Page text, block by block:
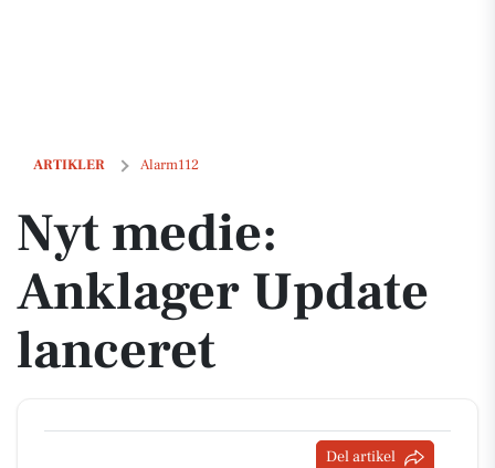
ARTIKLER Alarm112
Nyt medie: Anklager Update lanceret
Nyt medie:
Anklager Update
lanceret
Del artikel